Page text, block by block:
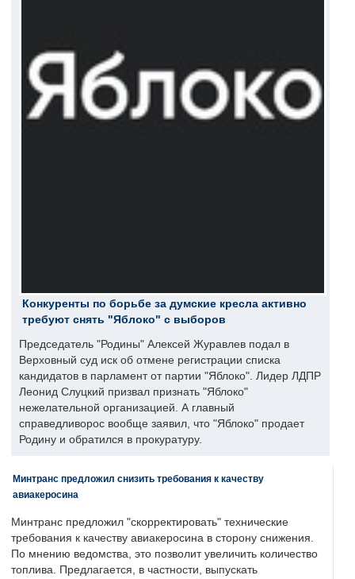
Конкуренты по борьбе за думские кресла активно
требуют снять "Яблоко" с выборов
Председатель "Родины" Алексей Журавлев подал в
Верховный суд иск об отмене регистрации списка
кандидатов в парламент от партии "Яблоко". Лидер ЛДПР
Леонид Слуцкий призвал признать "Яблоко"
нежелательной организацией. А главный
справедливорос вообще заявил, что "Яблоко" продает
Родину и обратился в прокуратуру.
Минтранс предложил снизить требования к качеству
авиакеросина
Минтранс предложил "скорректировать" технические
требования к качеству авиакеросина в сторону снижения.
По мнению ведомства, это позволит увеличить количество
топлива. Предлагается, в частности, выпускать